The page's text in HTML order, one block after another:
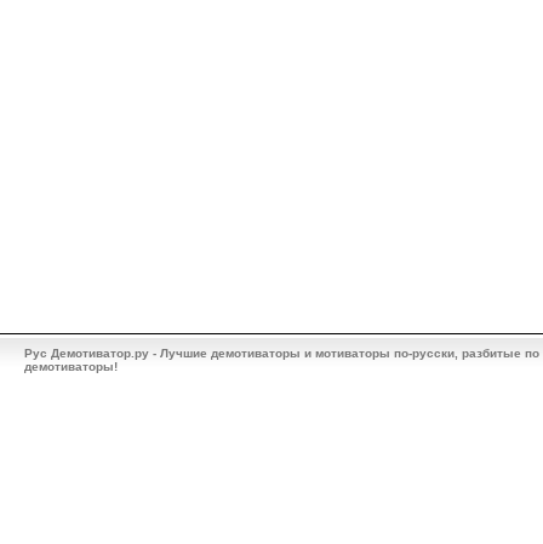
Рус Демотиватор.ру - Лучшие демотиваторы и мотиваторы по-русски, разбитые
демотиваторы!